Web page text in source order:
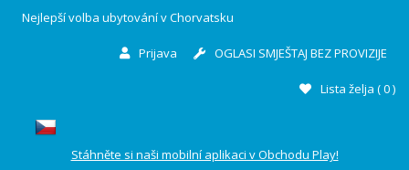
Nejlepší volba ubytování v Chorvatsku
Prijava OGLASI SMJEŠTAJ BEZ PROVIZIJE
Lista želja (0)
Stáhněte si naši mobilní aplikaci v Obchodu Play!